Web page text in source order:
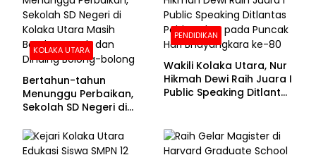
KOLAKA UTARA
Bertahun-tahun
Menunggu Perbaikan,
Sekolah SD Negeri di
Beralas Tanah dan
Dinding Bolong-bolong
PENDIDIKAN
Wakili Kolaka Utara, Nur
Hikmah Dewi Raih Juara I
Public Speaking Ditlantas
Bhayangkara ke-80